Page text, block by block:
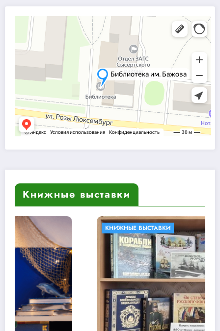
Книжные выставки
КНИЖНЫЕ ВЫСТАВКИ